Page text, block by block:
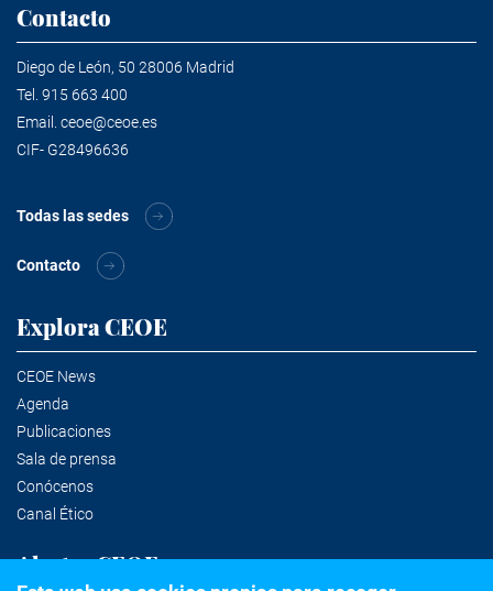
Contacto
Diego de León, 50 28006 Madrid
Tel. 915 663 400
Email. ceoe@ceoe.es
CIF- G28496636
Todas las sedes
Contacto
Explora CEOE
CEOE News
Agenda
Publicaciones
Sala de prensa
Conócenos
Canal Ético
Alertas CEOE